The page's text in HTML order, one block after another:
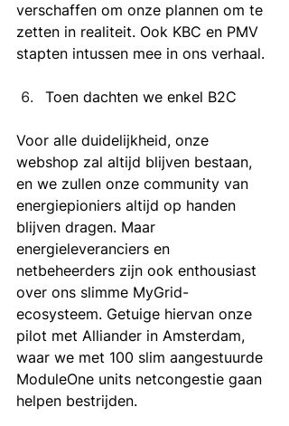
verschaffen om onze plannen om te
zetten in realiteit. Ook KBC en PMV
stapten intussen mee in ons verhaal.
Toen dachten we enkel B2C
Voor alle duidelijkheid, onze
webshop zal altijd blijven bestaan,
en we zullen onze community van
energiepioniers altijd op handen
blijven dragen. Maar
energieleveranciers en
netbeheerders zijn ook enthousiast
over ons slimme MyGrid-
ecosysteem. Getuige hiervan onze
pilot met Alliander in Amsterdam,
waar we met 100 slim aangestuurde
ModuleOne units netcongestie gaan
helpen bestrijden.